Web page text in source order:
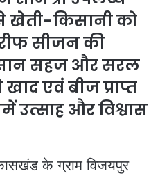
खेती-किसानी को
सीजन की
सहज और सरल
एवं बीज प्राप्त
उत्साह और विश्वास
के ग्राम विजयपुर